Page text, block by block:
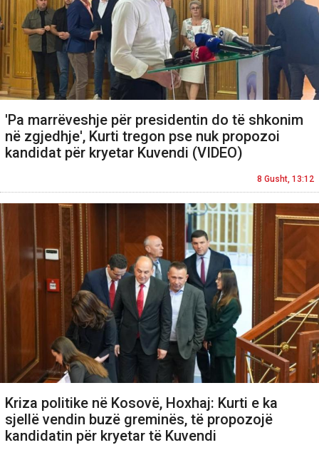
'Pa marrëveshje për presidentin do të shkonim
në zgjedhje', Kurti tregon pse nuk propozoi
kandidat për kryetar Kuvendi (VIDEO)
8 Gusht, 13:12
Kriza politike në Kosovë, Hoxhaj: Kurti e ka
sjellë vendin buzë greminës, të propozojë
kandidatin për kryetar të Kuvendi